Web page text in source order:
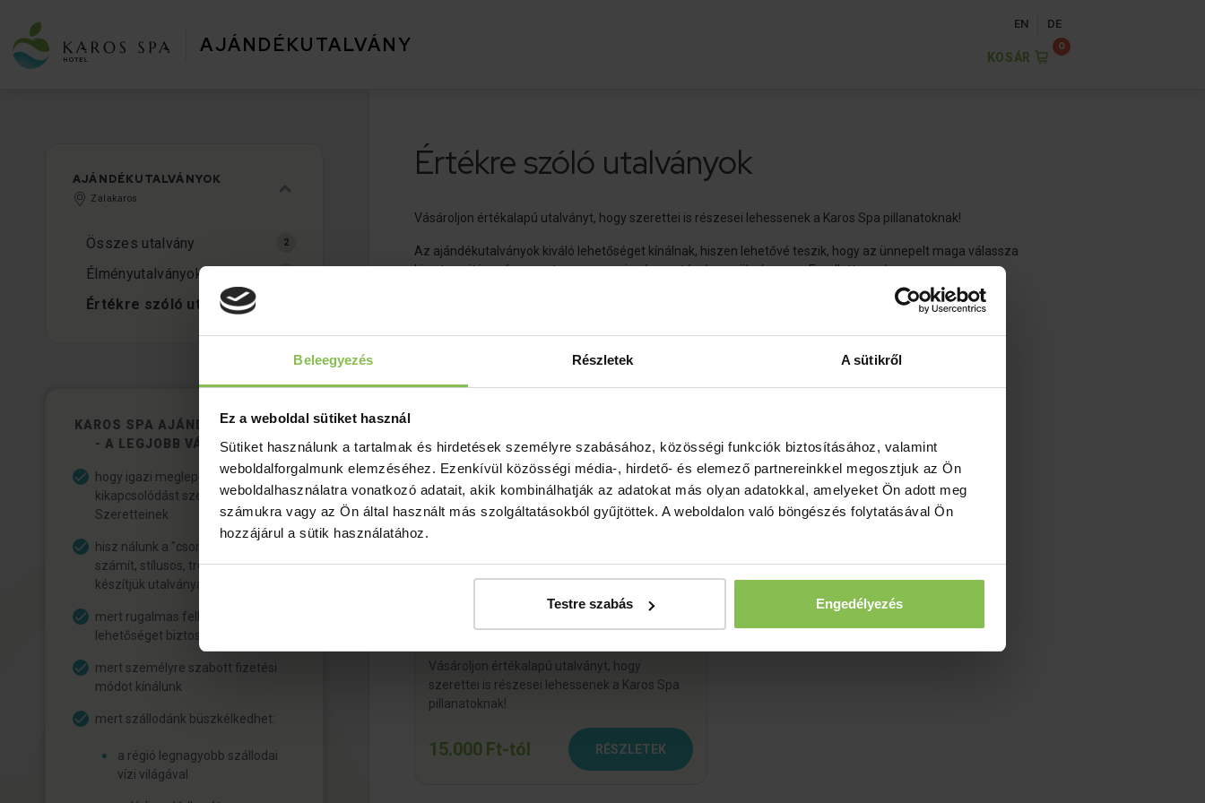
Beleegyezés Részletek A sütikről
Ez a weboldal sütiket használ
Sütiket használunk a tartalmak és hirdetések személyre szabásához, közösségi funkciók biztosításához, valamint
weboldalforgalmunk elemzéséhez. Ezenkívül közösségi média-, hirdető- és elemező partnereinkkel megosztjuk az Ön
weboldalhasználatra vonatkozó adatait, akik kombinálhatják az adatokat más olyan adatokkal, amelyeket Ön adott meg
számukra vagy az Ön által használt más szolgáltatásokból gyűjtöttek. A weboldalon való böngészés folytatásával Ön
hozzájárul a sütik használatához.
Testre szabás Engedélyezés
AJÁNDÉKUTALVÁNY
EN DE
KOSÁR
AJÁNDÉKUTALVÁNYOK
Zalakaros
Összes utalvány
Élményutalványok
Értékre szóló utalványok
KAROS SPA AJÁNDÉKUTALVÁNY
- A LEGJOBB VÁLASZTÁS,
hogy igazi meglepetést, pihentető
kikapcsolódást szerezzen
Szeretteinek
hisz nálunk a "csomagolás" is
számít, stílusos, trendi kivitelben
készítjük utalványainkat
mert rugalmas felhasználási
lehetőséget biztosítunk
mert személyre szabott fizetési
módot kínálunk
mert szállodánk büszkélkedhet:
a régió legnagyobb szállodai
vízi világával
Értékre szóló utalványok
Vásároljon értékalapú utalványt, hogy szerettei is részesei lehessenek a Karos Spa pillanatoknak!
Az ajándékutalványok kiváló lehetőséget kínálnak, hiszen lehetővé teszik, hogy az ünnepelt maga válassza
ki azt, amit igazán szeretne, vagy amire éppen tényleg szüksége van. Emellett rugalmasan
felhasználhatóak, így az ajándékozott a saját maga által választott időpontban élvezheti a nagyszerű
Értékre szóló ajándékutalvány
Az utalvány értékét Ön határozza meg!
Vásároljon értékalapú utalványt, hogy
szerettei is részesei lehessenek a Karos Spa
pillanatoknak!
15.000 Ft-tól RÉSZLETEK